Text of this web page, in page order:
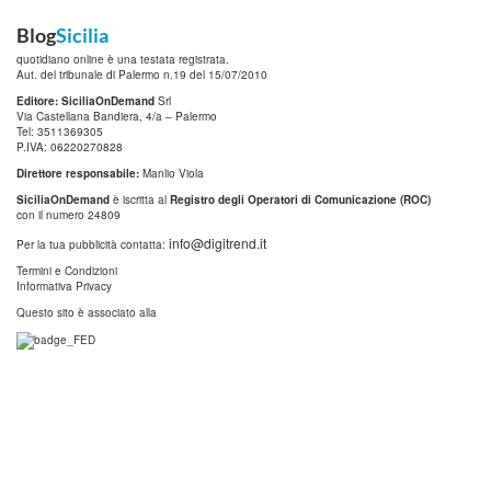
BlogSicilia
quotidiano online è una testata registrata.
Aut. del tribunale di Palermo n.19 del 15/07/2010
Editore: SiciliaOnDemand Srl
Via Castellana Bandiera, 4/a – Palermo
Tel: 3511369305
P.IVA: 06220270828
Direttore responsabile: Manlio Viola
SiciliaOnDemand è iscritta al Registro degli Operatori di Comunicazione (ROC)
con il numero 24809
Per la tua pubblicità contatta: info@digitrend.it
Termini e Condizioni
Informativa Privacy
Questo sito è associato alla